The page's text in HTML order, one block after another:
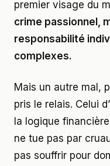
premier visage du
crime passionnel,
responsabilité
complexes.
Mais un autre mal,
pris le relais. Celui
la logique
ne tue pas par
pas souffrir pour